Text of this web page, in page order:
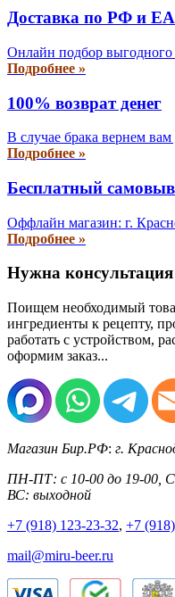
Доставка по РФ и
Онлайн подбор выгодного
Подробнее »
100% возврат денег
В случае брака вернем
Подробнее »
Бесплатный
Оффлайн магазин: г.
Подробнее »
Нужна консультация
Поищем необходимый
ингредиенты к рецепту,
работать с устройством,
оформим заказ...
Магазин Бир.РФ: г.
ПН-ПТ: с 10-00 до 19-00,
ВС: выходной
+7 (918) 123-23-32, +7
mail@miru-beer.ru